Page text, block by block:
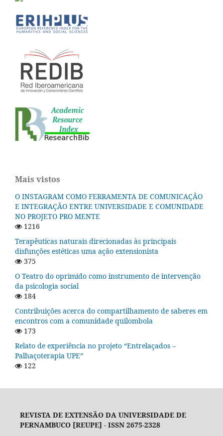
Mais vistos
O INSTAGRAM COMO FERRAMENTA DE COMUNICAÇÃO
E INTEGRAÇÃO ENTRE UNIVERSIDADE E COMUNIDADE
NO PROJETO PRO MENTE
1216
Terapêuticas naturais direcionadas às principais
disfunções estéticas uma ação extensionista
375
O Teatro do oprimido como instrumento de intervenção
da psicologia social
184
Contribuições acerca do compartilhamento de saberes em
encontros com a comunidade quilombola
173
Relato de experiência no projeto “Entrelaçados –
Palhaçoterapia UPE”
122
REVISTA DE EXTENSÃO DA UNIVERSIDADE DE
PERNAMBUCO [REUPE] - ISSN 2675-2328